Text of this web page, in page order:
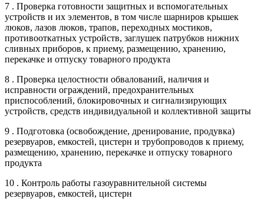
7 . Проверка готовности защитных и вспомогательных
устройств и их элементов, в том числе шарниров крышек
люков, лазов люков, трапов, переходных мостиков,
противооткатных устройств, заглушек патрубков нижних
сливных приборов, к приему, размещению, хранению,
перекачке и отпуску товарного продукта
8 . Проверка целостности обвалований, наличия и
исправности ограждений, предохранительных
приспособлений, блокировочных и сигнализирующих
устройств, средств индивидуальной и коллективной защиты
9 . Подготовка (освобождение, дренирование, продувка)
резервуаров, емкостей, цистерн и трубопроводов к приему,
размещению, хранению, перекачке и отпуску товарного
продукта
10 . Контроль работы газоуравнительной системы
резервуаров, емкостей, цистерн